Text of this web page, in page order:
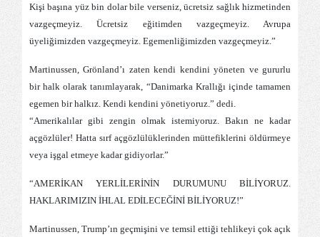
Kişi başına yüz bin dolar bile verseniz, ücretsiz sağlık hizmetinden
vazgeçmeyiz. Ücretsiz eğitimden vazgeçmeyiz. Avrupa
üyeliğimizden vazgeçmeyiz. Egemenliğimizden vazgeçmeyiz.”
Martinussen, Grönland’ı zaten kendi kendini yöneten ve gururlu
bir halk olarak tanımlayarak, “Danimarka Krallığı içinde tamamen
egemen bir halkız. Kendi kendini yönetiyoruz.” dedi.
“Amerikalılar gibi zengin olmak istemiyoruz. Bakın ne kadar
açgözlüler! Hatta sırf açgözlülüklerinden müttefiklerini öldürmeye
veya işgal etmeye kadar gidiyorlar.”
“AMERİKAN YERLİLERİNİN DURUMUNU BİLİYORUZ.
HAKLARIMIZIN İHLAL EDİLECEĞİNİ BİLİYORUZ!”
Martinussen, Trump’ın geçmişini ve temsil ettiği tehlikeyi çok açık